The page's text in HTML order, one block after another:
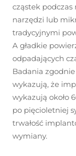
cząstek
narzędzi lub
tradycyjnymi
A gładkie
odpadających
Badania
wykazują, że
wykazują około
po pięcioletniej
trwałość
wymiany.